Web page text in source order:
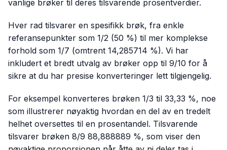
vanlige brøker til deres tilsvarende prosentverdier.
Hver rad tilsvarer en spesifikk brøk, fra enkle
referansepunkter som 1/2 (50 %) til mer komplekse
forhold som 1/7 (omtrent 14,285714 %). Vi har
inkludert et bredt utvalg av brøker opp til 9/10 for å
sikre at du har presise konverteringer lett tilgjengelig.
For eksempel konverteres brøken 1/3 til 33,33 %, noe
som illustrerer nøyaktig hvordan en del av en tredelt
helhet oversettes til en prosentandel. Tilsvarende
tilsvarer brøken 8/9 88,888889 %, som viser den